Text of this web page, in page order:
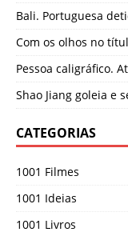
Bali. Portuguesa
Com os olhos no
Pessoa caligráfico.
Shao Jiang goleia e
CATEGORIAS
1001 Filmes
1001 Ideias
1001 Livros